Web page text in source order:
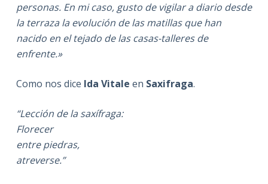
personas. En mi caso, gusto de vigilar a diario desde
la terraza la evolución de las matillas que han
nacido en el tejado de las casas-talleres de
enfrente.»
Como nos dice Ida Vitale en Saxifraga.
“Lección de la saxífraga:
Florecer
entre piedras,
atreverse.”